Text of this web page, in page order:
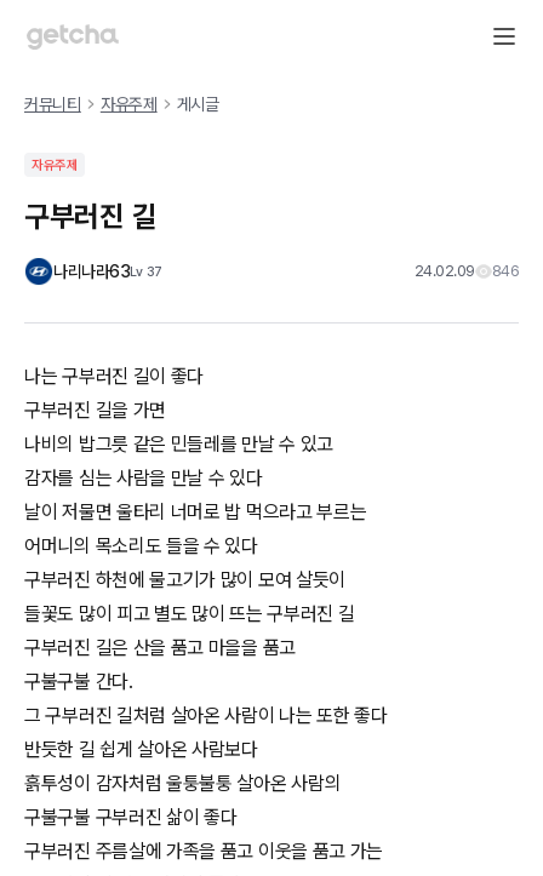
커뮤니티 자유주제 게시글
자유주제
구부러진 길
나리나라63Lv 37 24.02.09 846
나는 구부러진 길이 좋다
구부러진 길을 가면
나비의 밥그릇 같은 민들레를 만날 수 있고
감자를 심는 사람을 만날 수 있다
날이 저물면 울타리 너머로 밥 먹으라고 부르는
어머니의 목소리도 들을 수 있다
구부러진 하천에 물고기가 많이 모여 살듯이
들꽃도 많이 피고 별도 많이 뜨는 구부러진 길
구부러진 길은 산을 품고 마을을 품고
구불구불 간다.
그 구부러진 길처럼 살아온 사람이 나는 또한 좋다
반듯한 길 쉽게 살아온 사람보다
흙투성이 감자처럼 울퉁불퉁 살아온 사람의
구불구불 구부러진 삶이 좋다
구부러진 주름살에 가족을 품고 이웃을 품고 가는